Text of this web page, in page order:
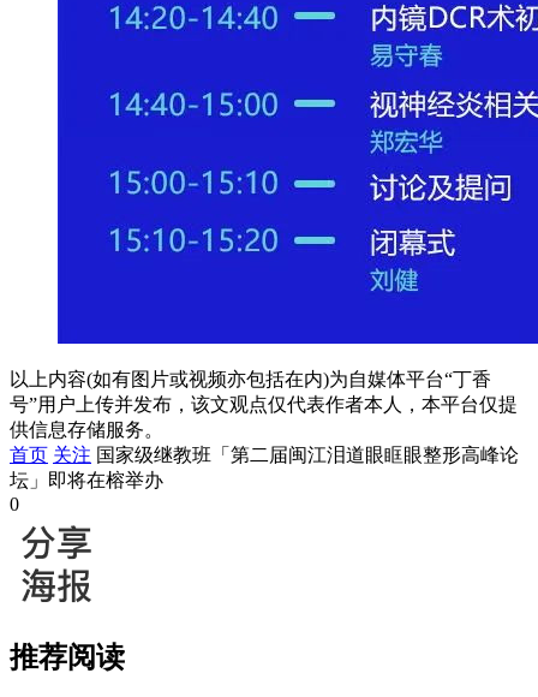
以上内容(如有图片或视频亦包括在内)为自媒体平台“丁香
号”用户上传并发布，该文观点仅代表作者本人，本平台仅提
供信息存储服务。
首页 关注 国家级继教班「第二届闽江泪道眼眶眼整形高峰论
坛」即将在榕举办
0
推荐阅读